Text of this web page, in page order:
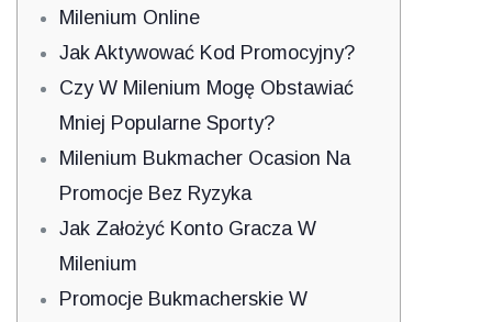
Milenium Online
Jak Aktywować Kod Promocyjny?
Czy W Milenium Mogę Obstawiać
Mniej Popularne Sporty?
Milenium Bukmacher Ocasion Na
Promocje Bez Ryzyka
Jak Założyć Konto Gracza W
Milenium
Promocje Bukmacherskie W